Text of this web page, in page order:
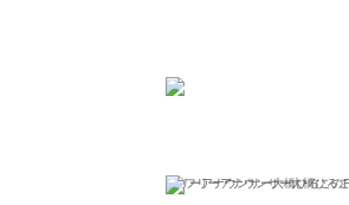
ひろこの“ボラタイル”な日々
フリーアナウンサー大橋ひろこ